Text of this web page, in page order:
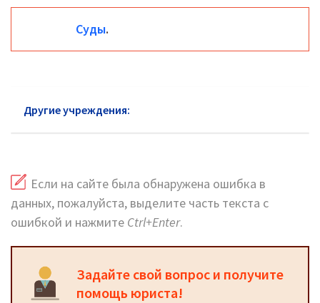
Суды.
Другие учреждения:
Если на сайте была обнаружена ошибка в
данных, пожалуйста, выделите часть текста с
ошибкой и нажмите Ctrl+Enter.
Задайте свой вопрос и получите
помощь юриста!